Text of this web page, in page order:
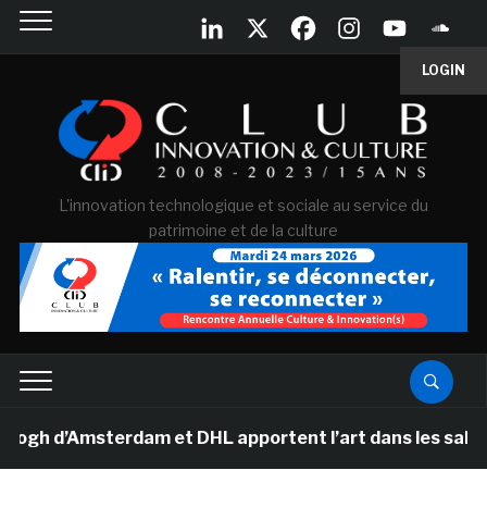
LOGIN
L'innovation technologique et sociale au service du
patrimoine et de la culture
d’Amsterdam et DHL apportent l’art dans les salles